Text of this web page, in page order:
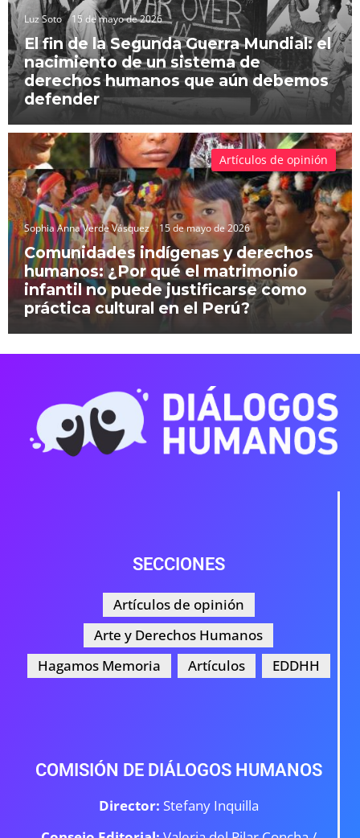
Luz Soto 15 de mayo de 2026
El fin de la Segunda Guerra Mundial: el
nacimiento de un sistema de
derechos humanos que aún debemos
defender
Sophia Anna Verde Vásquez 15 de mayo de 2026
Comunidades indígenas y derechos
humanos: ¿Por qué el matrimonio
infantil no puede justificarse como
práctica cultural en el Perú?
Artículos de opinión
SECCIONES
Artículos de opinión
Arte y Derechos Humanos
Hagamos Memoria
Artículos EDDHH
COMISIÓN DE DIÁLOGOS HUMANOS
Director: Stefany Inquilla